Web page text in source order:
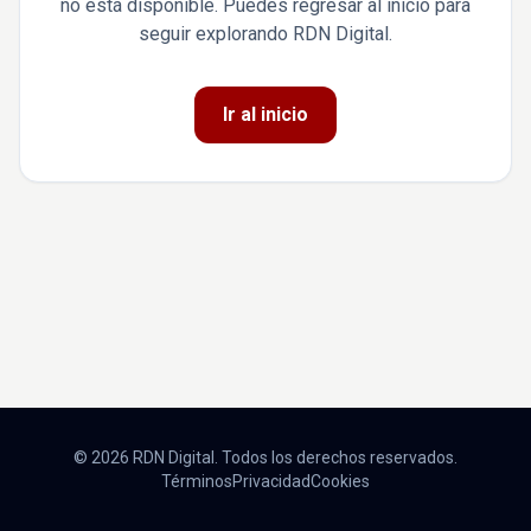
no está disponible. Puedes regresar al inicio para
seguir explorando RDN Digital.
Ir al inicio
© 2026 RDN Digital. Todos los derechos reservados.
TérminosPrivacidadCookies